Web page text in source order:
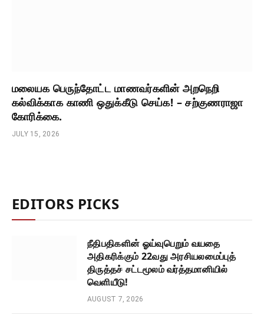
மலையக பெருந்தோட்ட மாணவர்களின் அறநெறி
கல்விக்காக காணி ஒதுக்கீடு செய்க! – சற்குணராஜா
கோரிக்கை.
JULY 15, 2026
EDITORS PICKS
நீதிபதிகளின் ஓய்வுபெறும் வயதை
அதிகரிக்கும் 22வது அரசியலமைப்புத்
திருத்தச் சட்டமூலம் வர்த்தமானியில்
வெளியீடு!
AUGUST 7, 2026